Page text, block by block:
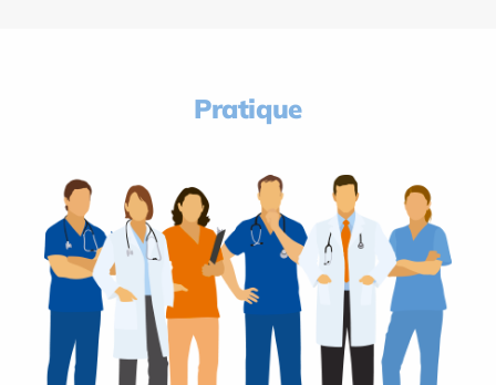
Pratique